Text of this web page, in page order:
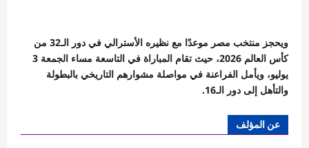
ويحجز منتخب مصر موعدًا مع نظيره الأسترالي في دور الـ32 من
كأس العالم 2026، حيث تقام المباراة في التاسعة مساء الجمعة 3
يوليو، ويأمل الفراعنة في مواصلة مشوارهم التاريخي بالبطولة
والتأهل إلى دور الـ16.
عن المؤلف